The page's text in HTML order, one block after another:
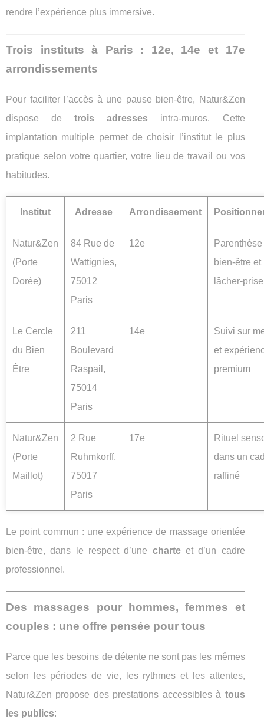
rendre l’expérience plus immersive.
Trois instituts à Paris : 12e, 14e et 17e
arrondissements
Pour faciliter l’accès à une pause bien-être, Natur&Zen
dispose detrois adresses intra-muros. Cette
implantation multiple permet de choisir l’institut le plus
pratique selon votre quartier, votre lieu de travail ou vos
habitudes.
Institut Adresse Arrondissement
Natur&Zen
(Porte
Dorée)
84 Rue de
Wattignies,
75012
Paris
12e
Parenthèse
bien-être et
lâcher-prise
Le Cercle
du Bien
Être
211
Boulevard
Raspail,
75014
Paris
14e
Suivi sur
et
premium
Natur&Zen
(Porte
Maillot)
2 Rue
Ruhmkorff,
75017
Paris
17e
Rituel
dans un
raffiné
Le point commun : une expérience de massage orientée
bien-être, dans le respect d’une charteet d’un cadre
professionnel.
Des massages pour hommes, femmes et
couples : une offre pensée pour tous
Parce que les besoins de détente ne sont pas les mêmes
selon les périodes de vie, les rythmes et les attentes,
Natur&Zen propose des prestations accessibles à tous
les publics: